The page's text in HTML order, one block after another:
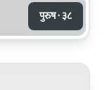
पुरुष · ३८